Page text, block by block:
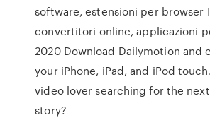
software, estensioni per browser
convertitori online, applicazioni
2020 Download Dailymotion and
your iPhone, iPad, and iPod
video lover searching for the
story?